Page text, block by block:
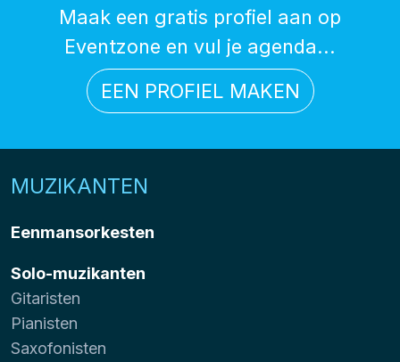
Maak een gratis profiel aan op
Eventzone en vul je agenda...
EEN PROFIEL MAKEN
MUZIKANTEN
Eenmansorkesten
Solo-muzikanten
Gitaristen
Pianisten
Saxofonisten